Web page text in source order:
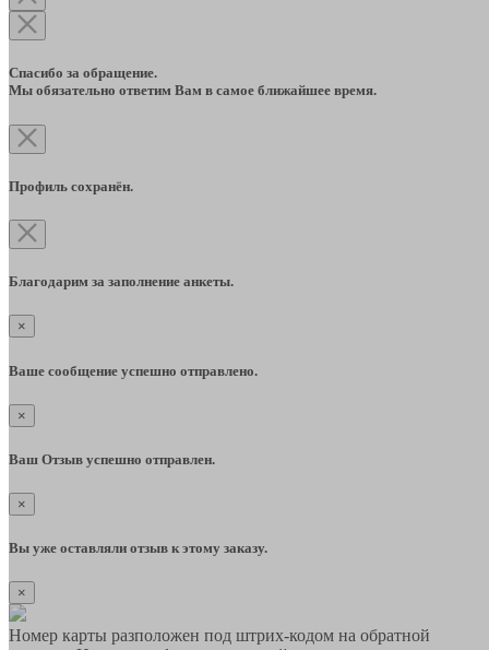
Спасибо за обращение.
Мы обязательно ответим Вам в самое ближайшее время.
Профиль сохранён.
Благодарим за заполнение анкеты.
×
Ваше сообщение успешно отправлено.
×
Ваш Отзыв успешно отправлен.
×
Вы уже оставляли отзыв к этому заказу.
×
Номер карты разположен под штрих-кодом на обратной